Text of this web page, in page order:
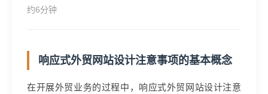
约6分钟
响应式外贸网站设计注意事项的基本概念
在开展外贸业务的过程中，响应式外贸网站设计注意